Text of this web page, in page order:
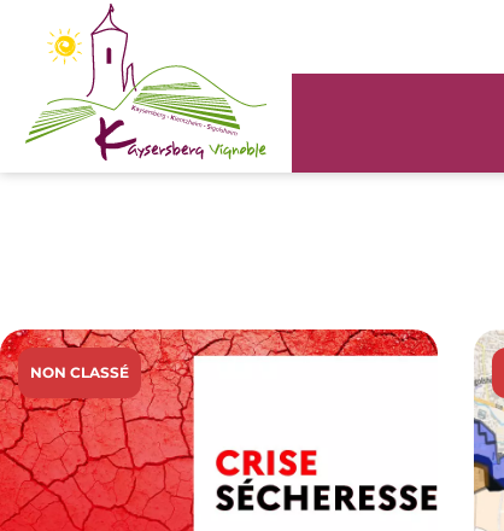
NON CLASSÉ
Panneau de gestion des cookies